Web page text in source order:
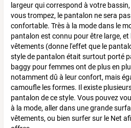
largeur qui correspond à votre
vous trompez, le pantalon ne sera
confortable. Très à la mode dans le
pantalon est connu pour être large,
vêtements (donne l'effet que le
style de pantalon était surtout porté
baggy pour femmes ont de plus en
notamment dû à leur confort, mais
camoufle les formes. Il existe
pantalon de ce style. Vous pouvez
à la mode, aller dans une grande
vêtements, ou bien surfer sur le Net